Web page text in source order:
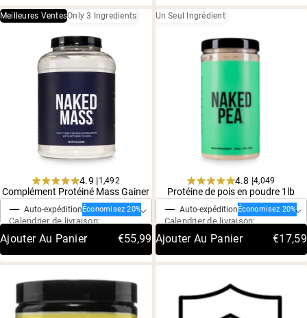
Meilleures VentesOnly 3 Ingredients
Rated
4.9
out
of
5
stars
4.9 |1,492
Complément Protéiné Mass Gainer
Achat ponctuel
Auto-expédition Économisez 20%
Calendrier de livraison:
Ajouter Au Panier €55,99
Un Seul Ingrédient
Rated
4.8
out
of
5
stars
4.8 |4,049
Protéine de pois en poudre 1lb
Achat ponctuel
Auto-expédition Économisez 20%
Calendrier de livraison:
Ajouter Au Panier €17,59